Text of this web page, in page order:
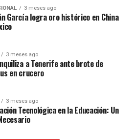
educativa María López advirtió
en la inversión y recursos, estas
en el papel”. La necesidad de
los profesores y la mejora de
son algunas de las
Históricas
vez que España intenta reformar
3 meses ago
García logra oro histórico en China
3 meses ago
a Tenerife ante brote de
en crucero
3 meses ago
Tecnológica en la Educación: Un